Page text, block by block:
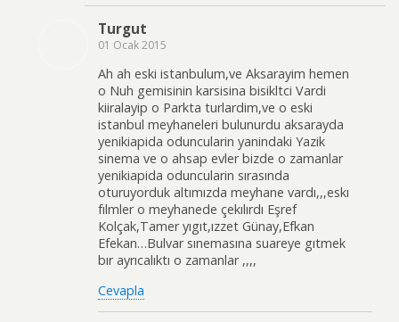
Turgut
01 Ocak 2015
Ah ah eski istanbulum,ve Aksarayim hemen
o Nuh gemisinin karsisina bisikltci Vardi
kiiralayip o Parkta turlardim,ve o eski
istanbul meyhaneleri bulunurdu aksarayda
yenikiapida oduncularin yanindaki Yazik
sinema ve o ahsap evler bizde o zamanlar
yenikiapida oduncularin sırasında
oturuyorduk altımızda meyhane vardı,,,eskı
fılmler o meyhanede çekılırdı Eşref
Kolçak,Tamer yıgıt,ızzet Günay,Efkan
Efekan…Bulvar sınemasına suareye gıtmek
bır ayrıcalıktı o zamanlar ,,,,
Cevapla